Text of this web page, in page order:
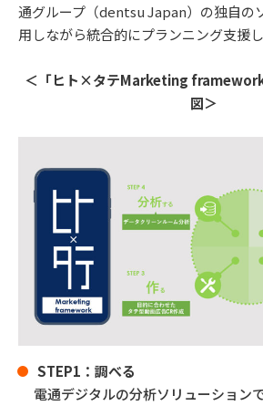
通グループ（dentsu Japan）の独自の
用しながら統合的にプランニング支援し
＜「ヒト×タテMarketing
図＞
STEP1：調べる
電通デジタルの分析ソリューション